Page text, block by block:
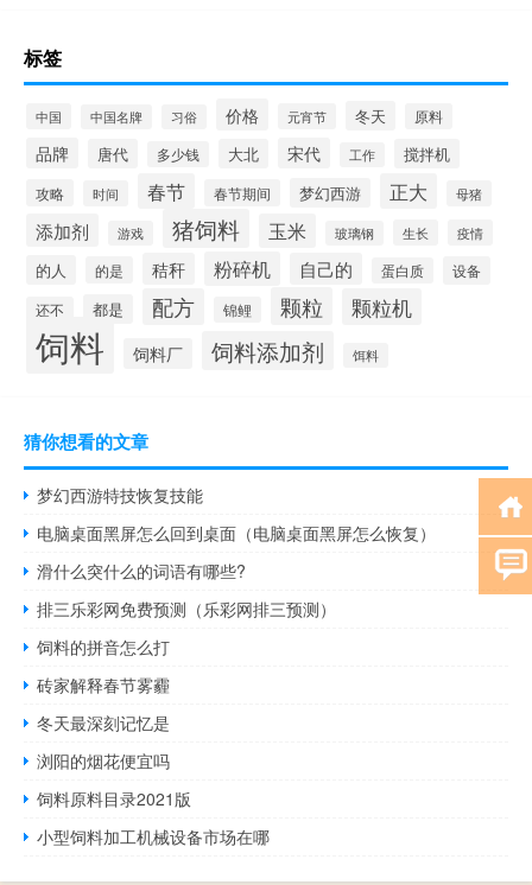
标签
中国 中国名牌 习俗 价格 元宵节 冬天 原料
品牌 唐代 多少钱 大北 宋代 工作 搅拌机
攻略 时间 春节 春节期间 梦幻西游 正大 母猪
添加剂 游戏 猪饲料 玉米 玻璃钢 生长 疫情
的人 的是 秸秆 粉碎机 自己的 蛋白质 设备
还不 都是 配方 锦鲤 颗粒 颗粒机
饲料 饲料厂 饲料添加剂 饵料
猜你想看的文章
梦幻西游特技恢复技能
电脑桌面黑屏怎么回到桌面（电脑桌面黑屏怎么恢复）
滑什么突什么的词语有哪些?
排三乐彩网免费预测（乐彩网排三预测）
饲料的拼音怎么打
砖家解释春节雾霾
冬天最深刻记忆是
浏阳的烟花便宜吗
饲料原料目录2021版
小型饲料加工机械设备市场在哪